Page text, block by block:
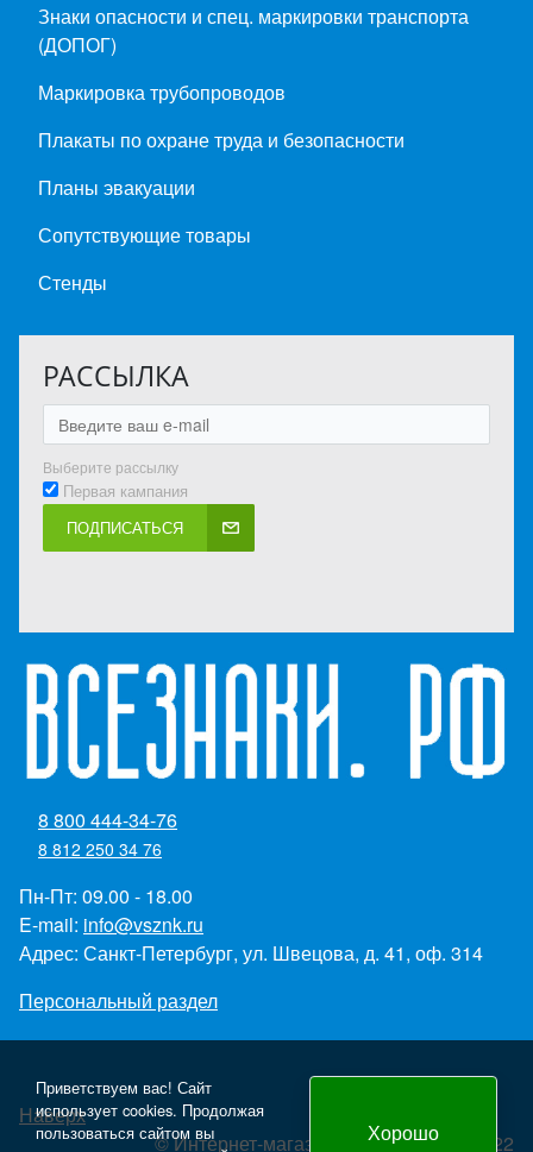
Знаки опасности и спец. маркировки транспорта
(ДОПОГ)
Маркировка трубопроводов
Плакаты по охране труда и безопасности
Планы эвакуации
Сопутствующие товары
Стенды
РАССЫЛКА
Выберите рассылку
Первая кампания
ПОДПИСАТЬСЯ
8 800 444-34-76
8 812 250 34 76
Пн-Пт: 09.00 - 18.00
E-mail: info@vsznk.ru
Адрес: Санкт-Петербург, ул. Швецова, д. 41, оф. 314
Персональный раздел
Наверх
© Интернет-магазин "Всезнаки.рф" 2022
Приветствуем вас! Сайт
использует cookies. Продолжая
пользоваться сайтом вы
Хорошо